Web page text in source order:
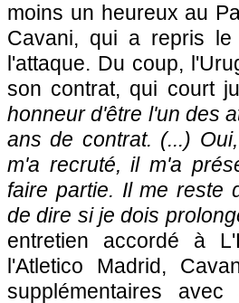
moins un heureux au
Cavani, qui a repris
l'attaque. Du coup,
son contrat, qui court
honneur d'être l'un des
ans de contrat. (...)
m'a recruté, il m'a
faire partie. Il me reste
de dire si je dois
entretien accordé à
l'Atletico Madrid,
supplémentaires